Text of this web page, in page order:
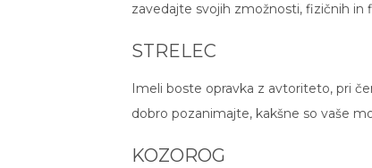
zavedajte svojih zmožnosti, fizičnih in
STRELEC
Imeli boste opravka z avtoriteto, pri
dobro pozanimajte, kakšne so vaše
KOZOROG